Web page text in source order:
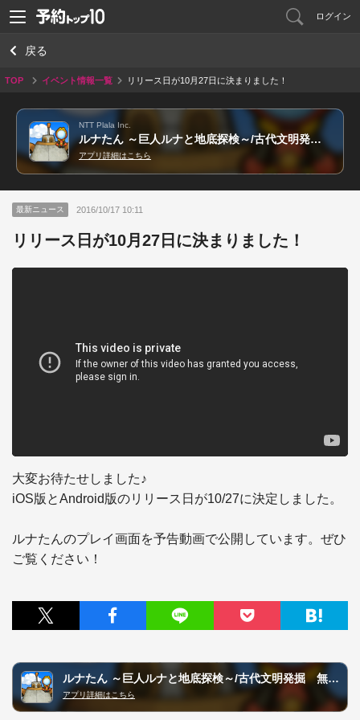
ログイン
戻る
TOP イベント情報一覧 リリース日が10月27日に決まりました！
NTT Plala Inc.
ルナたん ～巨人ルナと地底探検～/古代文明発掘 無料穴掘りアクションパズルゲーム
アプリ詳細はこちら
最新ニュース 2016/10/17 10:11
リリース日が10月27日に決まりました！
大変お待たせしました♪
iOS版とAndroid版のリリース日が10/27に決定しました。
ルナたんのプレイ画面を予告動画で公開しています。ぜひ
ご覧ください！
ルナたん ～巨人ルナと地底探検～/古代文明発掘 無料穴掘りアクションパズルゲーム
アプリ詳細はこちら